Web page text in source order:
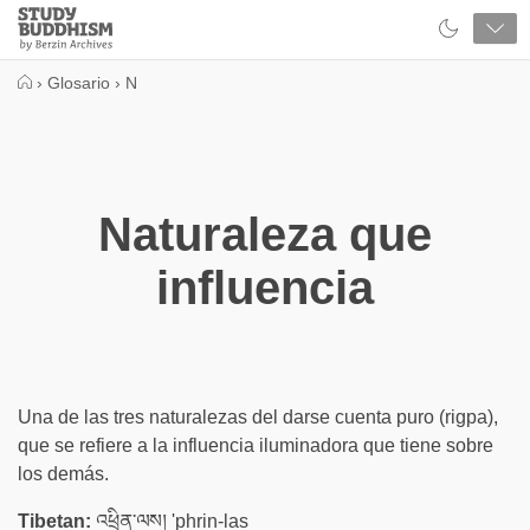
Close
Study
Buddhism
› Glosario › N
Naturaleza que
influencia
Una de las tres naturalezas del darse cuenta puro (rigpa),
que se refiere a la influencia iluminadora que tiene sobre
los demás.
Tibetan: འཕྲིན་ལས། 'phrin-las